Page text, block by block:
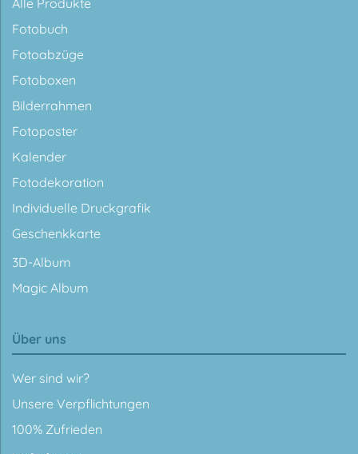
Fotobuch
Fotoabzüge
Fotoboxen
Bilderrahmen
Fotoposter
Kalender
Fotodekoration
Individuelle Druckgrafik
Geschenkkarte
3D-Album
Magic Album
Über uns
Wer sind wir?
Unsere Verpflichtungen
100% Zufrieden